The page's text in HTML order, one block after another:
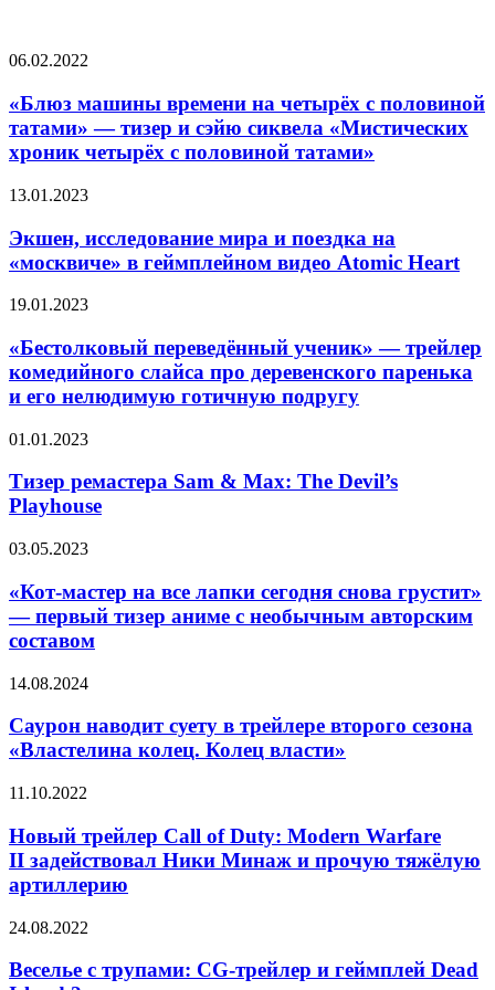
«Блюз
времени
на
четырёх
с
татами»
тизер
и
сэйю
сиквела
хроник
четырёх
с
половиной
06.02.2022
«Блюз машины времени на четырёх с половиной
татами» — тизер и сэйю сиквела «Мистических
хроник четырёх с половиной татами»
Экшен,
мира
и
поездка
«москвиче»
геймплейном
видео
Atomic
13.01.2023
Экшен, исследование мира и поездка на
«москвиче» в геймплейном видео Atomic Heart
«Бестолковый
ученик»
—
трейлер
комедийного
про
паренька
и
нелюдимую
подругу
19.01.2023
«Бестолковый переведённый ученик» — трейлер
комедийного слайса про деревенского паренька
и его нелюдимую готичную подругу
Тизер
Sam
&
Max:
Devil’s
01.01.2023
Тизер ремастера Sam & Max: The Devil’s
Playhouse
«Кот-
на
все
лапки
сегодня
грустит»
первый
тизер
с
авторским
составом
03.05.2023
«Кот-мастер на все лапки сегодня снова грустит»
— первый тизер аниме с необычным авторским
составом
Саурон
суету
трейлере
сезона
колец.
Колец
власти»
14.08.2024
Саурон наводит суету в трейлере второго сезона
«Властелина колец. Колец власти»
Новый
Call
of Duty:
Modern
Warfare
Ники
и прочую
11.10.2022
Новый трейлер Call of Duty: Modern Warfare
II задействовал Ники Минаж и прочую тяжёлую
артиллерию
Веселье
трупами:
CG-
24.08.2022
Веселье с трупами: CG-трейлер и геймплей Dead